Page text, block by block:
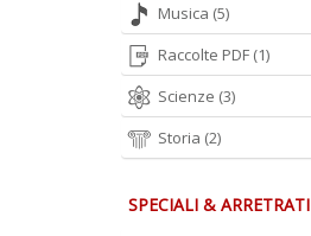
Musica (5)
Raccolte PDF (1)
Scienze (3)
Storia (2)
SPECIALI & ARRETRATI